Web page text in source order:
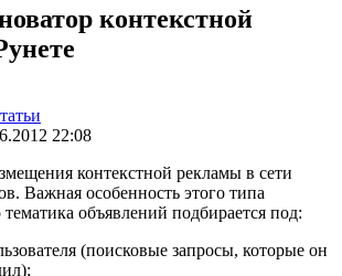
контекстной
22:08
контекстной рекламы в сети
Важная особенность этого типа
объявлений подбирается под:
(поисковые запросы, которые он